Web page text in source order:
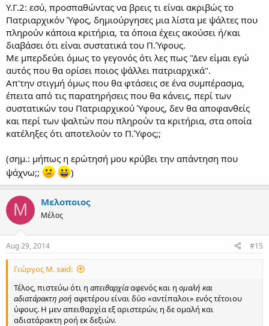
Υ.Γ.2: εσύ, προσπαθώντας να βρεις τι είναι ακριβώς το
Πατριαρχικόν Ύφος, δημιούργησες μια λίστα με ψάλτες που
πληρούν κάποια κριτήρια, τα όποια έχεις ακούσει ή/και
διαβάσει ότι είναι συστατικά του Π.Ύφους.
Με μπερδεύει όμως το γεγονός ότι λες πως "Δεν είμαι εγώ
αυτός που θα ορίσει ποιος ψάλλει πατριαρχικά".
Απ'την στιγμή όμως που θα φτάσεις σε ένα συμπέρασμα,
έπειτα από τις παρατηρήσεις που θα κάνεις, περί των
συστατικών του Πατριαρχικού Ύφους, δεν θα αποφανθείς
και περί των ψαλτών που πληρούν τα κριτήρια, στα οποία
κατέληξες ότι αποτελούν το Π.Ύφος;;
(σημ.: μήπως η ερώτησή μου κρύβει την απάντηση που
ψάχνω;;
)
Μ Μελοποιος
Μέλος
Aug 29, 2014 #15
Γιώργος Μ. said:
Τέλος, πιστεύω ότι η απειθαρχίααφενός και η ομαλή και
αδιατάρακτη ροή αφετέρου είναι δύο «αντίπαλοι» ενός τέτοιου
ύφους. Η μεν απειθαρχία εξ αριστερών, η δε ομαλή και
αδιατάρακτη ροή εκ δεξιών.